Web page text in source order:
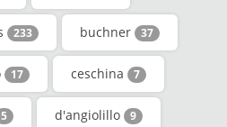
233 buchner 37
17 ceschina 7
5 d'angiolillo 9